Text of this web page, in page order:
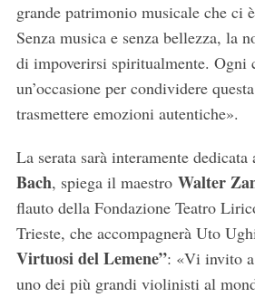
grande patrimonio musicale che ci
Senza musica e senza bellezza, la
di impoverirsi spiritualmente. Ogni
un’occasione per condividere
trasmettere emozioni autentiche».
La serata sarà interamente dedicata
Bach, spiega il maestro Walter
flauto della Fondazione Teatro
Trieste, che accompagnerà Uto
Virtuosi del Lemene”: «Vi invito a
uno dei più grandi violinisti al